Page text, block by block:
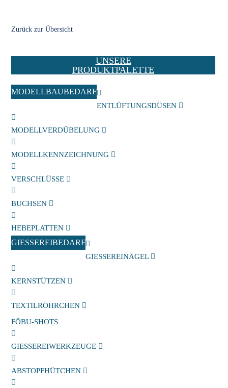
Zurück zur Übersicht
UNSERE
PRODUKTPALETTE
MODELLBAUBEDARF
ENTLÜFTUNGSDÜSEN
MODELLVERDÜBELUNG
MODELLKENNZEICHNUNG
VERSCHLÜSSE
BUCHSEN
HEBEPLATTEN
GIESSEREIBEDARF
GIESSEREINÄGEL
KERNSTÜTZEN
TEXTILRÖHRCHEN
FÖBU-SHOTS
GIESSEREIWERKZEUGE
ABSTOPFHÜTCHEN